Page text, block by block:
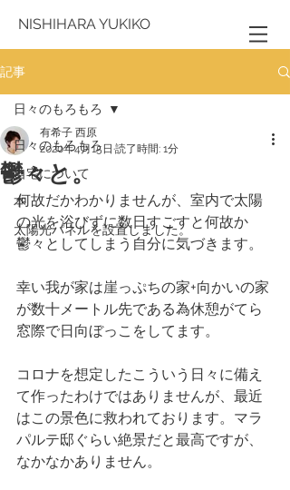
NISHIHARA YUKIKO
記事
日々のもろもろ
自宅について
本
太陽光パネルを設置しました。
日々のもろもろ
鬱々と。
有希子 西原
2020年4月15日 読了時間: 1分
何故だかわかりませんが、室内で太陽
の光を浴びずに数日すごすと何故か
鬱々としてしまう自分に気づきます。
幸い我が家は崖っぷちの家+向かいの家
が数十メートル先である為休憩がてら
窓際で日向ぼっこをしてます。
コロナを想定したこういう日々に備え
て作ったわけではありませんが、最近
はこの景色に救われております。マラ
パルテ邸ぐらい絶景だと最高ですが、
なかなかありません。